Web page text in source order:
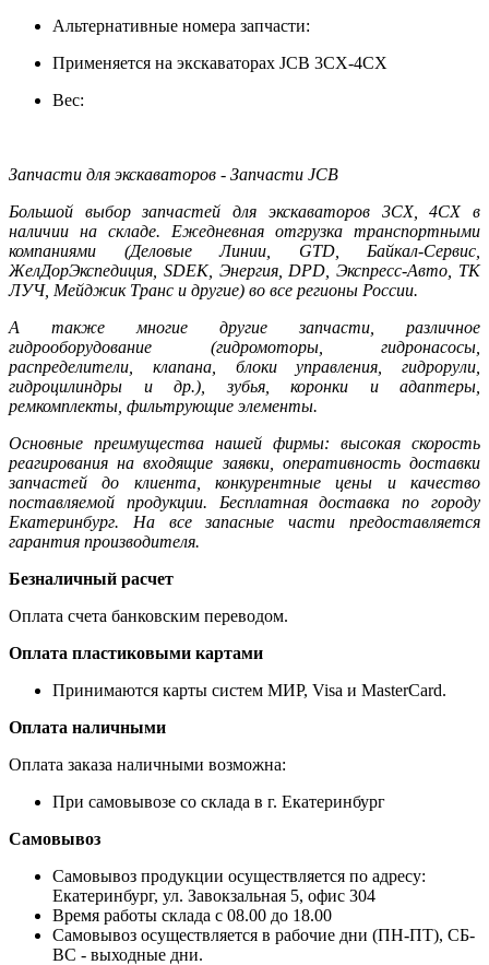
Альтернативные номера запчасти:
Применяется на экскаваторах JCB 3CX-4CX
Вес:
Запчасти для экскаваторов - Запчасти JCB
Большой выбор запчастей для экскаваторов 3CX, 4CX в
наличии на складе. Ежедневная отгрузка транспортными
компаниями (Деловые Линии, GTD, Байкал-Сервис,
ЖелДорЭкспедиция, SDEK, Энергия, DPD, Экспресс-Авто, ТК
ЛУЧ, Мейджик Транс и другие) во все регионы России.
А также многие другие запчасти, различное
гидрооборудование (гидромоторы, гидронасосы,
распределители, клапана, блоки управления, гидрорули,
гидроцилиндры и др.), зубья, коронки и адаптеры,
ремкомплекты, фильтрующие элементы.
Основные преимущества нашей фирмы: высокая скорость
реагирования на входящие заявки, оперативность доставки
запчастей до клиента, конкурентные цены и качество
поставляемой продукции. Бесплатная доставка по городу
Екатеринбург. На все запасные части предоставляется
гарантия производителя.
Безналичный расчет
Оплата счета банковским переводом.
Оплата пластиковыми картами
Принимаются карты систем МИР, Visa и MasterCard.
Оплата наличными
Оплата заказа наличными возможна:
При самовывозе со склада в г. Екатеринбург
Самовывоз
Самовывоз продукции осуществляется по адресу:
Екатеринбург, ул. Завокзальная 5, офис 304
Время работы склада с 08.00 до 18.00
Самовывоз осуществляется в рабочие дни (ПН-ПТ), СБ-
ВС - выходные дни.